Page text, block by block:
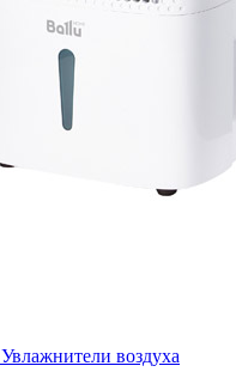
Увлажнители воздуха